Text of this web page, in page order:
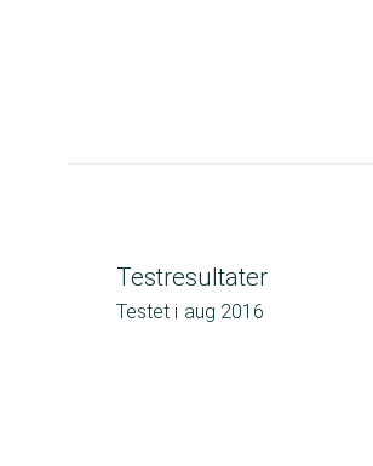
Testresultater
Testet i aug 2016